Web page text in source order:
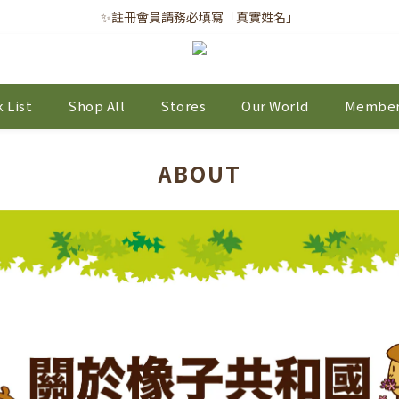
✨註冊會員請務必填寫「真實姓名」
✨註冊會員請務必填寫「真實姓名」
｜每月8日｜會員滿千免運日
✨註冊會員請務必填寫「真實姓名」
List Shop All Stores Our World
ABOUT